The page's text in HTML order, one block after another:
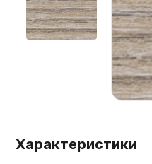
Мебельные образцы,
Характеристики